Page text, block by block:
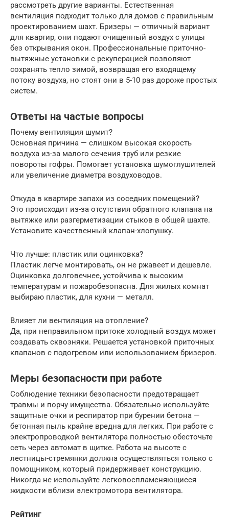
рассмотреть другие варианты. Естественная
вентиляция подходит только для домов с правильным
проектированием шахт. Бризеры — отличный вариант
для квартир, они подают очищенный воздух с улицы
без открывания окон. Профессиональные приточно-
вытяжные установки с рекуперацией позволяют
сохранять тепло зимой, возвращая его входящему
потоку воздуха, но стоят они в 5-10 раз дороже простых
систем.
Ответы на частые вопросы
Почему вентиляция шумит?
Основная причина — слишком высокая скорость
воздуха из-за малого сечения труб или резкие
повороты гофры. Помогает установка шумоглушителей
или увеличение диаметра воздуховодов.
Откуда в квартире запахи из соседних помещений?
Это происходит из-за отсутствия обратного клапана на
вытяжке или разгерметизации стыков в общей шахте.
Установите качественный клапан-хлопушку.
Что лучше: пластик или оцинковка?
Пластик легче монтировать, он не ржавеет и дешевле.
Оцинковка долговечнее, устойчива к высоким
температурам и пожаробезопасна. Для жилых комнат
выбираю пластик, для кухни — металл.
Влияет ли вентиляция на отопление?
Да, при неправильном притоке холодный воздух может
создавать сквозняки. Решается установкой приточных
клапанов с подогревом или использованием бризеров.
Меры безопасности при работе
Соблюдение техники безопасности предотвращает
травмы и порчу имущества. Обязательно используйте
защитные очки и респиратор при бурении бетона —
бетонная пыль крайне вредна для легких. При работе с
электропроводкой вентилятора полностью обесточьте
сеть через автомат в щитке. Работа на высоте с
лестницы-стремянки должна осуществляться только с
помощником, который придерживает конструкцию.
Никогда не используйте легковоспламеняющиеся
жидкости вблизи электромотора вентилятора.
Рейтинг